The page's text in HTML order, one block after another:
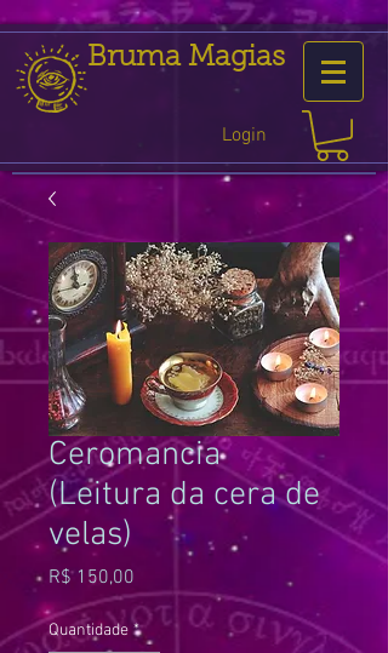
Bruma Magias
Login
Ceromancia
(Leitura da cera de
velas)
R$ 150,00
Quantidade *